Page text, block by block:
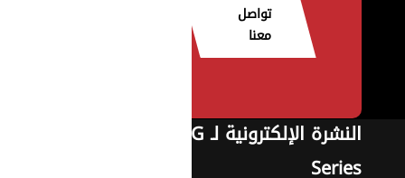
تواصل
معنا
النشرة الإلكترونية لـ G
Series